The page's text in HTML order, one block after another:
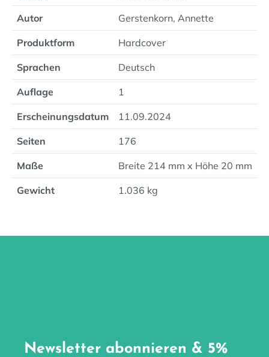
Autor Gerstenkorn, Annette
Produktform Hardcover
Sprachen Deutsch
Auflage 1
Erscheinungsdatum 11.09.2024
Seiten 176
Maße Breite 214 mm x Höhe 20 mm
Gewicht 1.036 kg
Newsletter abonnieren & 5%